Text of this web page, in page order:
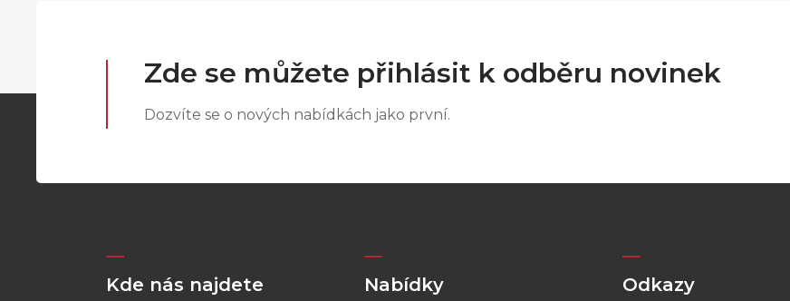
Zde se můžete přihlásit k odběru novinek
Dozvíte se o nových nabídkách jako první.
Kde nás najdete Nabídky Odkazy